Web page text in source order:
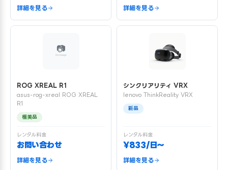
詳細を見る 詳細を見る
ROG XREAL R1
asus-rog-xreal ROG XREAL
R1
極美品
レンタル料金
お問い合わせ
詳細を見る
シンクリアリティ VRX
lenovo ThinkReality VRX
新品
レンタル料金
¥833/日〜
詳細を見る